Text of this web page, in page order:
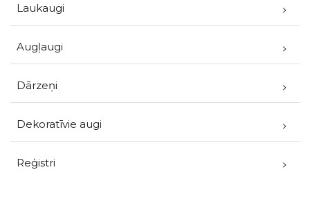
Laukaugi
Augļaugi
Dārzeņi
Dekoratīvie augi
Reģistri